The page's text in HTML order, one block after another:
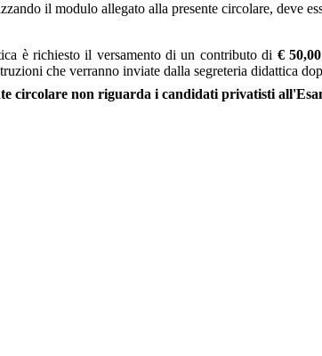
il modulo allegato alla presente circolare, deve
è richiesto il versamento di un contributo di € 50,00
che verranno inviate dalla segreteria didattica
circolare non riguarda i candidati privatisti